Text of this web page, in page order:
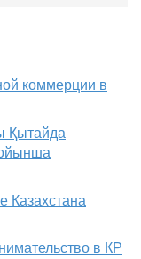
коммерции в
Қытайда
Казахстана
в КР